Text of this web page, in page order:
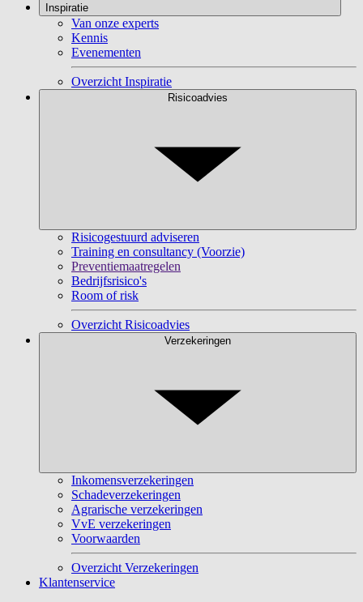
Inspiratie
Van onze experts
Kennis
Evenementen
Overzicht Inspiratie
Risicoadvies
Risicogestuurd adviseren
Training en consultancy (Voorzie)
Preventiemaatregelen
Bedrijfsrisico's
Room of risk
Overzicht Risicoadvies
Verzekeringen
Inkomensverzekeringen
Schadeverzekeringen
Agrarische verzekeringen
VvE verzekeringen
Voorwaarden
Overzicht Verzekeringen
Klantenservice